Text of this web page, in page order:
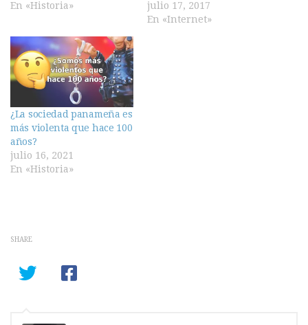
En «Historia»
julio 17, 2017
En «Internet»
¿La sociedad panameña es
más violenta que hace 100
años?
julio 16, 2021
En «Historia»
SHARE